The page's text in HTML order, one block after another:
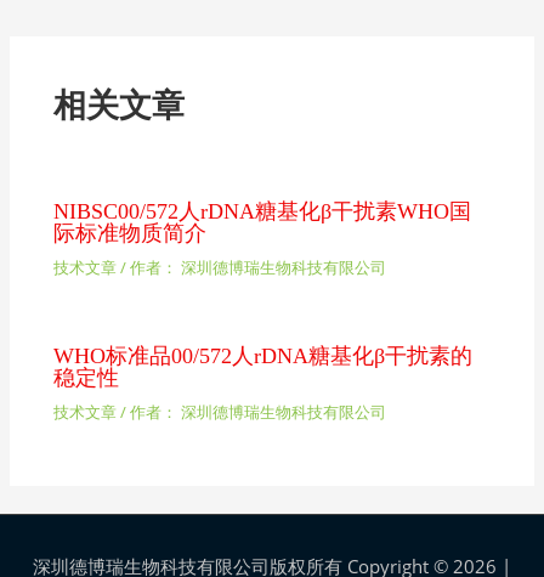
相关文章
NIBSC00/572人rDNA糖基化β干扰素WHO国
际标准物质简介
技术文章/ 作者： 深圳德博瑞生物科技有限公司
WHO标准品00/572人rDNA糖基化β干扰素的
稳定性
技术文章/ 作者： 深圳德博瑞生物科技有限公司
深圳德博瑞生物科技有限公司版权所有 Copyright © 2026 |